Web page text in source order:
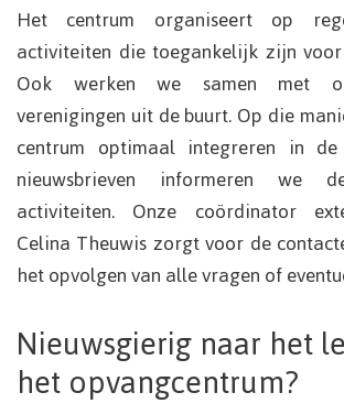
Het centrum organiseert op
activiteiten die toegankelijk zijn
Ook werken we samen met
verenigingen uit de buurt. Op die
centrum optimaal integreren in
nieuwsbrieven informeren we
activiteiten. Onze coördinator
Celina Theuwis zorgt voor de
het opvolgen van alle vragen of
Nieuwsgierig naar het
het opvangcentrum?